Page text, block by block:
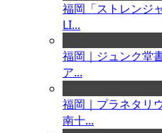
福岡「ストレンジ
LI...
福岡｜ジュンク堂
ア...
福岡｜プラネタリ
南十...